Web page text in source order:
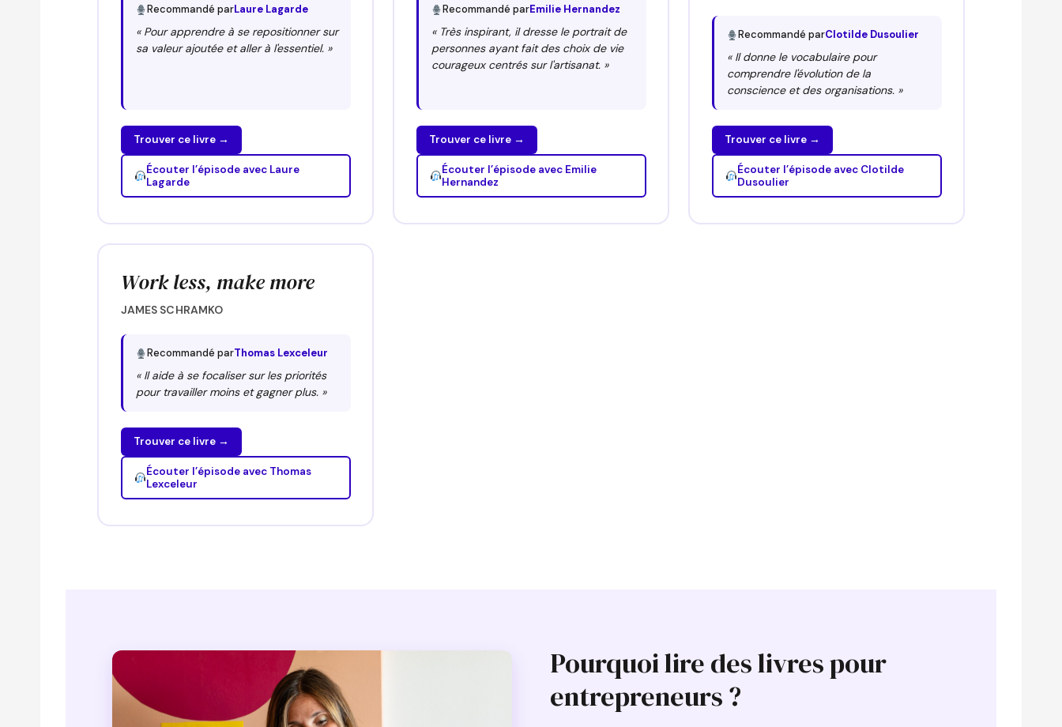
Recommandé parLaure Lagarde
« Pour apprendre à se repositionner sur
sa valeur ajoutée et aller à l'essentiel. »
Trouver ce livre →
Écouter l’épisode avec Laure
Lagarde
Recommandé parEmilie Hernandez
« Très inspirant, il dresse le portrait de
personnes ayant fait des choix de vie
courageux centrés sur l'artisanat. »
Trouver ce livre →
Écouter l’épisode avec Emilie
Hernandez
Recommandé parClotilde Dusoulier
« Il donne le vocabulaire pour
comprendre l'évolution de la
conscience et des organisations. »
Trouver ce livre →
Écouter l’épisode avec Clotilde
Dusoulier
Work less, make more
JAMES SCHRAMKO
Recommandé parThomas Lexceleur
« Il aide à se focaliser sur les priorités
pour travailler moins et gagner plus. »
Trouver ce livre →
Écouter l’épisode avec Thomas
Lexceleur
Pourquoi lire des livres pour
entrepreneurs ?